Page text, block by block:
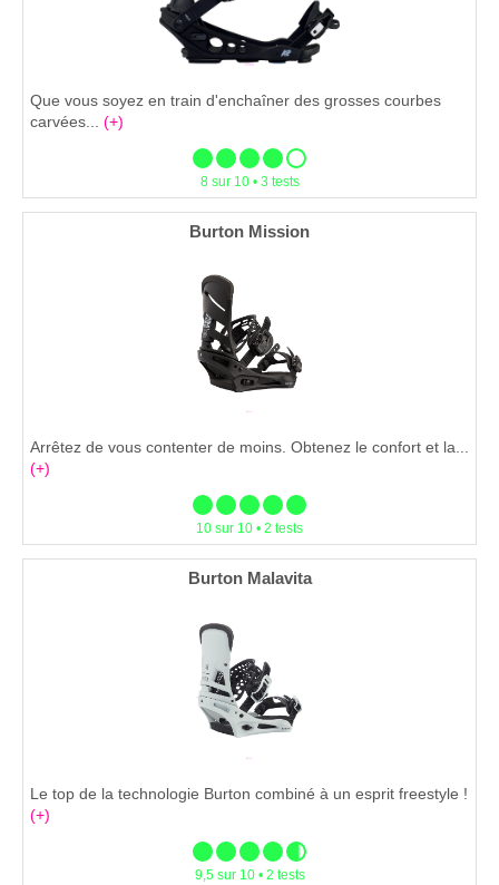
Que vous soyez en train d'enchaîner des grosses courbes
carvées... (+)
8 sur 10 • 3 tests
Burton Mission
Arrêtez de vous contenter de moins. Obtenez le confort et la...
(+)
10 sur 10 • 2 tests
Burton Malavita
Le top de la technologie Burton combiné à un esprit freestyle !
(+)
9,5 sur 10 • 2 tests